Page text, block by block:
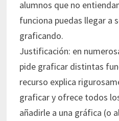
alumnos que no
funciona puedas llegar a
graficando.
Justificación: en
pide graficar distintas
recurso explica
graficar y ofrece todos
añadirle a una gráfica (o